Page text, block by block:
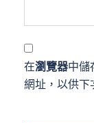
在瀏覽器中儲
網址，以供下